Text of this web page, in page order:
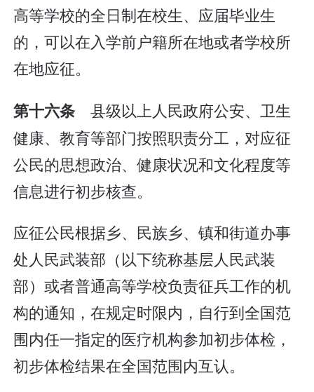
高等学校的全日制在校生、应届毕业生
的，可以在入学前户籍所在地或者学校所
在地应征。
第十六条 县级以上人民政府公安、卫生
健康、教育等部门按照职责分工，对应征
公民的思想政治、健康状况和文化程度等
信息进行初步核查。
应征公民根据乡、民族乡、镇和街道办事
处人民武装部（以下统称基层人民武装
部）或者普通高等学校负责征兵工作的机
构的通知，在规定时限内，自行到全国范
围内任一指定的医疗机构参加初步体检，
初步体检结果在全国范围内互认。